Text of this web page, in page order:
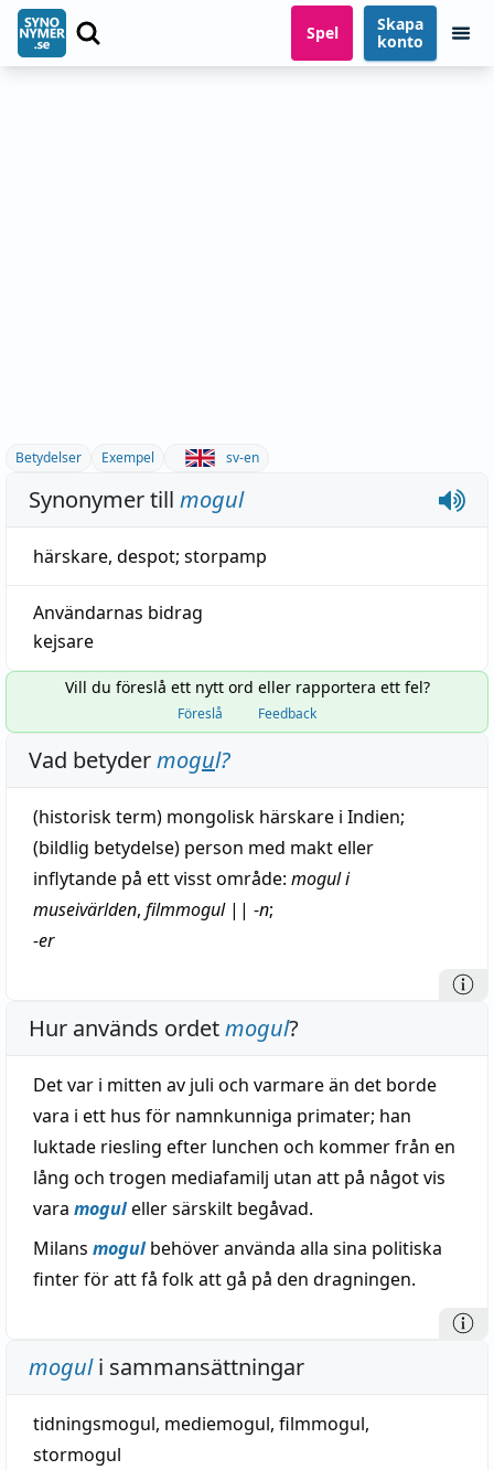
Spel
Skapa
konto
Betydelser Exempel sv-en
Synonymer till mogul
härskare, despot; storpamp
Användarnas bidrag
kejsare
Vill du föreslå ett nytt ord eller rapportera ett fel?
Föreslå Feedback
Vad betydermogul?
(historiskterm) mongolisk härskare i Indien;
(bildlig betydelse) person med makteller
inflytande på ett visstområde: mogul i
museivärlden, filmmogul|| -n;
-er
Hur används ordetmogul?
Det var i mitten av juli och varmare än det borde
vara i ett hus för namnkunniga primater; han
luktade riesling efter lunchen och kommer från en
lång och trogen mediafamilj utan att på något vis
vara moguleller särskilt begåvad.
Milans mogulbehöver använda alla sina politiska
finter för att få folk att gå på den dragningen.
moguli sammansättningar
tidningsmogul, mediemogul, filmmogul,
stormogul